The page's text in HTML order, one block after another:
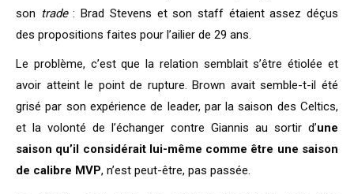
son trade: Brad Stevens et son staff étaient assez déçus
des propositions faites pour l’ailier de 29 ans.
Le problème, c’est que la relation semblait s’être étiolée et
avoir atteint le point de rupture. Brown avait semble-t-il été
grisé par son expérience de leader, par la saison des Celtics,
et la volonté de l’échanger contre Giannis au sortir d’une
saison qu’il considérait lui-même comme être une saison
de calibre MVP, n’est peut-être, pas passée.